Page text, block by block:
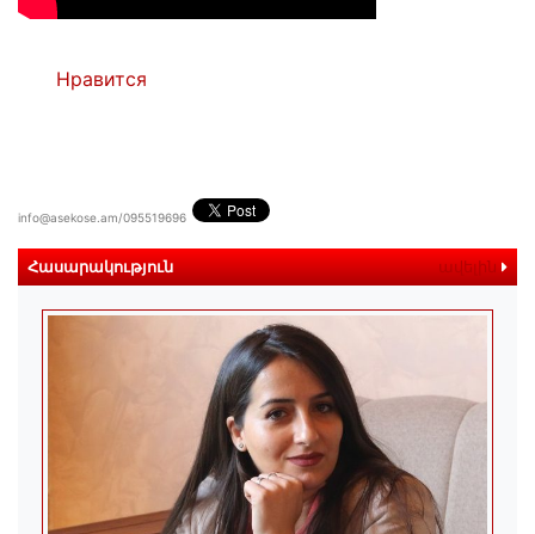
Нравится
info@asekose.am/095519696
Հասարակություն ավելին